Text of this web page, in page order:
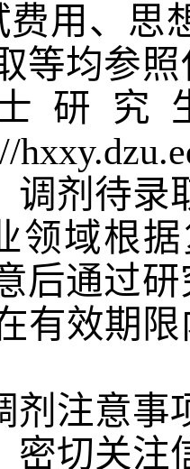
费用、思
等均参
研究
调剂待录
领域根
后通过
有效期
剂注意事
密切关注